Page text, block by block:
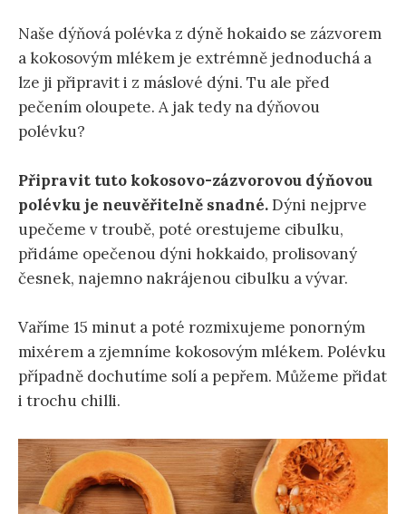
Naše dýňová polévka z dýně hokaido se zázvorem
a kokosovým mlékem je extrémně jednoduchá a
lze ji připravit i z máslové dýni. Tu ale před
pečením oloupete. A jak tedy na dýňovou
polévku?
Připravit tuto kokosovo-zázvorovou dýňovou
polévku je neuvěřitelně snadné.Dýni nejprve
upečeme v troubě, poté orestujeme cibulku,
přidáme opečenou dýni hokkaido, prolisovaný
česnek, najemno nakrájenou cibulku a vývar.
Vaříme 15 minut a poté rozmixujeme ponorným
mixérem a zjemníme kokosovým mlékem. Polévku
případně dochutíme solí a pepřem. Můžeme přidat
i trochu chilli.